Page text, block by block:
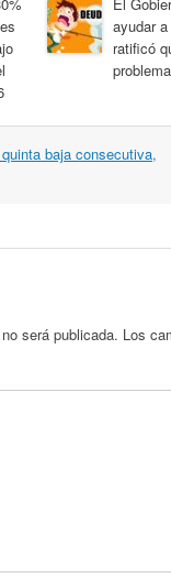
ayudar
ratificó
baja consecutiva,
será publicada. Los